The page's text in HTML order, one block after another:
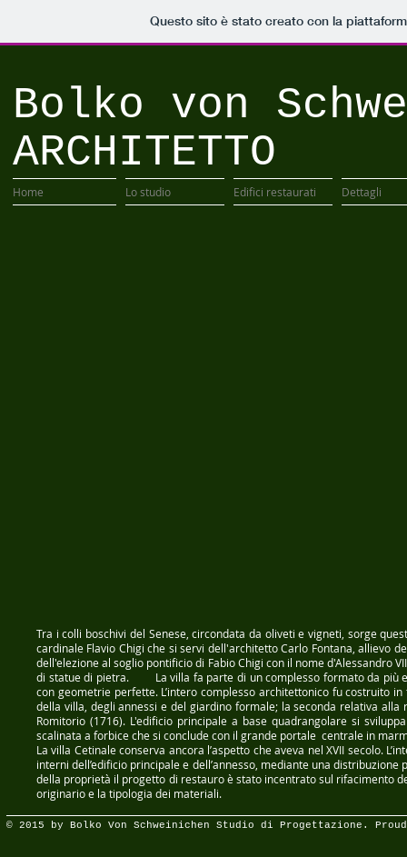
Questo sito è stato creato con la
Bolko von
ARCHITETTO
Home Lo studio Edifici restaurati Dettagli
Tra i colli boschivi del Senese, circondata da oliveti e vigneti, sorge
cardinale Flavio Chigi che si servi dell'architetto Carlo Fontana, allievo
dell'elezione al soglio pontificio di Fabio Chigi con il nome d'Alessandro
di statue di pietra. La villa fa parte di un complesso formato da più
con geometrie perfette. L’intero complesso architettonico fu costruito
della villa, degli annessi e del giardino formale; la seconda relativa
Romitorio (1716). L'edificio principale a base quadrangolare si
scalinata a forbice che si conclude con il grande portale centrale in
La villa Cetinale conserva ancora l’aspetto che aveva nel XVII secolo.
interni dell’edificio principale e dell’annesso, mediante una
della proprietà il progetto di restauro è stato incentrato sul rifacimento
originario e la tipologia dei materiali.
© 2015 by Bolko Von Schweinichen Studio di Progettazione.